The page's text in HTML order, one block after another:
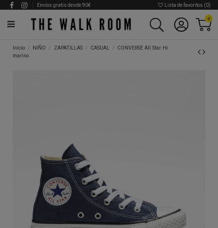
Envíos gratis desde 90€ Lista de favoritos (0)
0
Inicio NIÑO ZAPATILLAS CASUAL
CONVERSE All Star Hi
marino